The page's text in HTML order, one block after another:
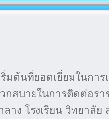
มต้นที่ยอดเยี่ยมในกา
กสบายในการติดต่อร
าง โรงเรียน วิทยาลั